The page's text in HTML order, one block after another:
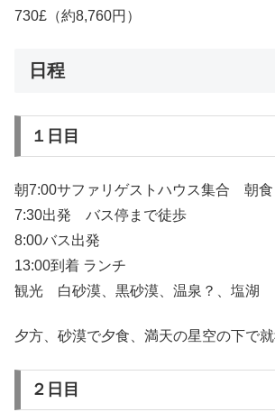
730£（約8,760円）
日程
１日目
朝7:00サファリゲストハウス集合 朝食
7:30出発 バス停まで徒歩
8:00バス出発
13:00到着 ランチ
観光 白砂漠、黒砂漠、温泉？、塩湖
夕方、砂漠で夕食、満天の星空の下で
２日目